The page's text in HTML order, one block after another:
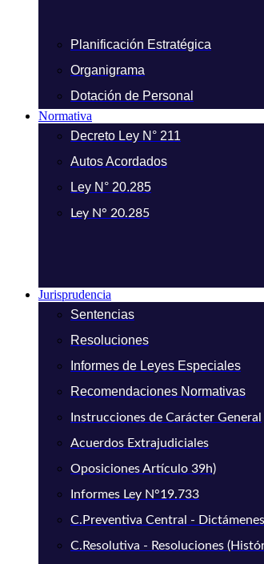
Planificación Estratégica
Organigrama
Dotación de Personal
Normativa
Decreto Ley N° 211
Autos Acordados
Ley N° 20.285
Ley N° 20.285
Jurisprudencia
Sentencias
Resoluciones
Informes de Leyes Especiales
Recomendaciones Normativas
Instrucciones de Carácter General
Acuerdos Extrajudiciales
Oposiciones Artículo 39h)
Informes Ley N°19.733
C.Preventiva Central -
C.Resolutiva - Resoluciones